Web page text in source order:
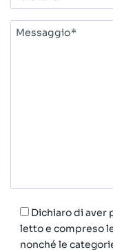
Messaggio*
Dichiaro di aver
letto e compreso
nonché le